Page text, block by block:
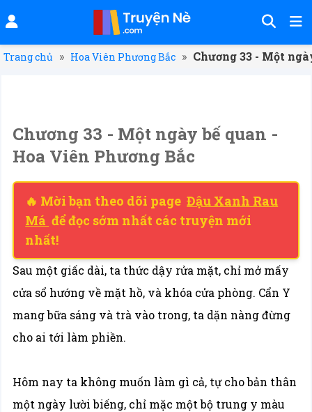
Trang chủ » Hoa Viên Phương Bắc » Chương 33 - Một
Chương 33 - Một ngày bế quan -
Hoa Viên Phương Bắc
🔥 Mời bạn theo dõi page Đậu Xanh Rau
Má để đọc sớm nhất các truyện mới
nhất!
Sau một giấc dài, ta thức dậy rửa mặt, chỉ mở mấy
cửa sổ hướng về mặt hồ, và khóa cửa phòng. Cẩn Y
mang bữa sáng và trà vào trong, ta dặn nàng đừng
cho ai tới làm phiền.
Hôm nay ta không muốn làm gì cả, tự cho bản thân
một ngày lười biếng, chỉ mặc một bộ trung y màu